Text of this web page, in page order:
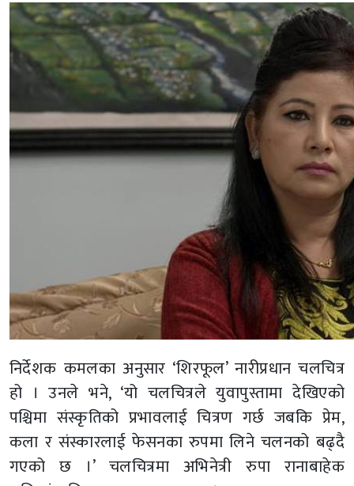
निर्देशक कमलका अनुसार ‘शिरफूल’ नारीप्रधान चलचित्र
हो । उनले भने, ‘यो चलचित्रले युवापुस्तामा देखिएको
पश्चिमा संस्कृतिको प्रभावलाई चित्रण गर्छ जबकि प्रेम,
कला र संस्कारलाई फेसनका रुपमा लिने चलनको बढ्दै
गएको छ ।’ चलचित्रमा अभिनेत्री रुपा रानाबाहेक